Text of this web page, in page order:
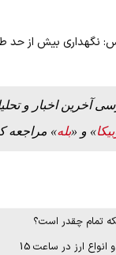
نگهداری بیش از حد
آخرین اخبار و
» و «بله» مراجعه
تمام چقدر است؟
ارز در ساعت 15